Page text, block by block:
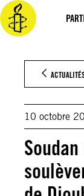
Aller
au
contenu
10 octobre